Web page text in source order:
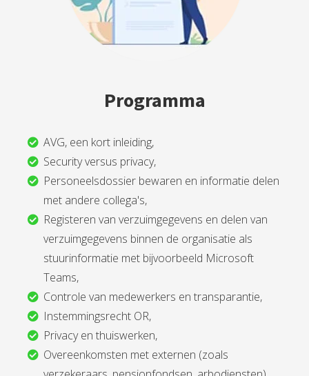
Programma
AVG, een kort inleiding,
Security versus privacy,
Personeelsdossier bewaren en informatie delen
met andere collega's,
Registeren van verzuimgegevens en delen van
verzuimgegevens binnen de organisatie als
stuurinformatie met bijvoorbeeld Microsoft
Teams,
Controle van medewerkers en transparantie,
Instemmingsrecht OR,
Privacy en thuiswerken,
Overeenkomsten met externen (zoals